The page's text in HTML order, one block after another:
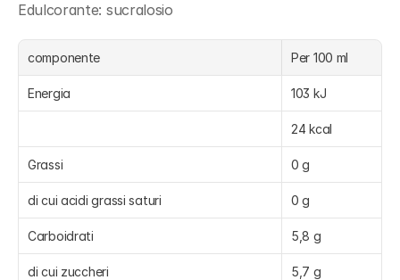
Edulcorante: sucralosio
componente Per 100 ml
Energia 103 kJ
24 kcal
Grassi 0 g
di cui acidi grassi saturi 0 g
Carboidrati 5,8 g
di cui zuccheri 5,7 g